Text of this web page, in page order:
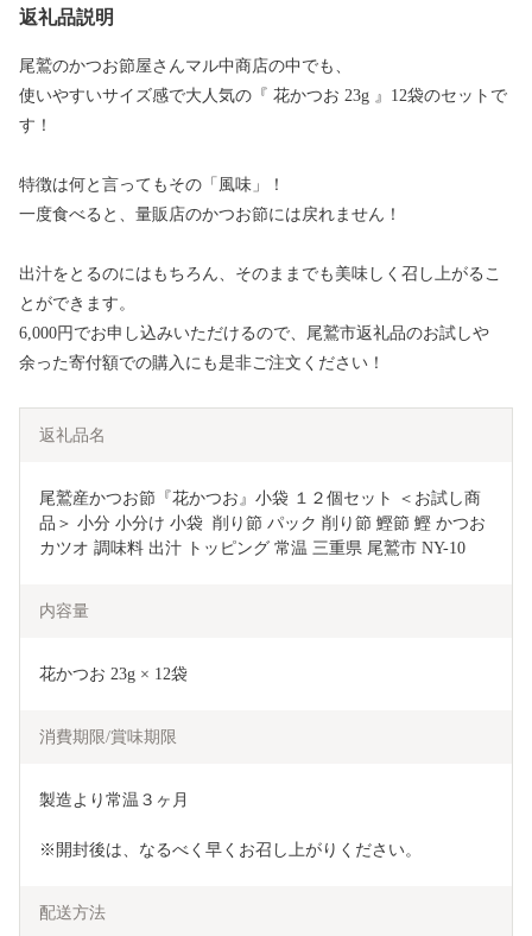
返礼品説明
尾鷲のかつお節屋さんマル中商店の中でも、
使いやすいサイズ感で大人気の『 花かつお 23g 』12袋のセットで
す！
特徴は何と言ってもその「風味」！
一度食べると、量販店のかつお節には戻れません！
出汁をとるのにはもちろん、そのままでも美味しく召し上がるこ
とができます。
6,000円でお申し込みいただけるので、尾鷲市返礼品のお試しや
余った寄付額での購入にも是非ご注文ください！
返礼品名
尾鷲産かつお節『花かつお』小袋 １２個セット ＜お試し商
品＞ 小分 小分け 小袋  削り節 パック 削り節 鰹節 鰹 かつお
カツオ 調味料 出汁 トッピング 常温 三重県 尾鷲市 NY-10
内容量
花かつお 23g × 12袋
消費期限/賞味期限
製造より常温３ヶ月
※開封後は、なるべく早くお召し上がりください。
配送方法